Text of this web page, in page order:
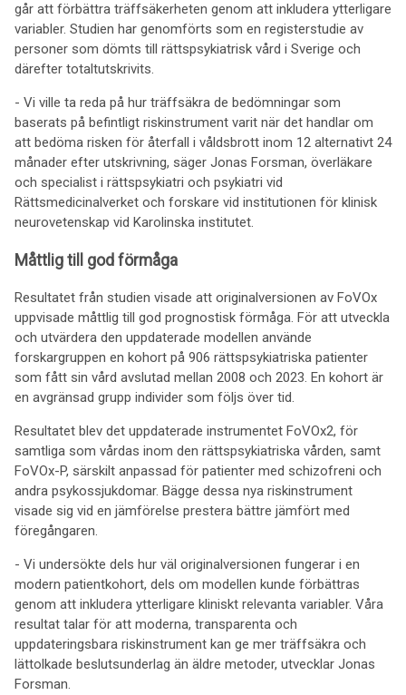
går att förbättra träffsäkerheten genom att inkludera ytterligare
variabler. Studien har genomförts som en registerstudie av
personer som dömts till rättspsykiatrisk vård i Sverige och
därefter totaltutskrivits.
- Vi ville ta reda på hur träffsäkra de bedömningar som
baserats på befintligt riskinstrument varit när det handlar om
att bedöma risken för återfall i våldsbrott inom 12 alternativt 24
månader efter utskrivning, säger Jonas Forsman, överläkare
och specialist i rättspsykiatri och psykiatri vid
Rättsmedicinalverket och forskare vid institutionen för klinisk
neurovetenskap vid Karolinska institutet.
Måttlig till god förmåga
Resultatet från studien visade att originalversionen av FoVOx
uppvisade måttlig till god prognostisk förmåga. För att utveckla
och utvärdera den uppdaterade modellen använde
forskargruppen en kohort på 906 rättspsykiatriska patienter
som fått sin vård avslutad mellan 2008 och 2023. En kohort är
en avgränsad grupp individer som följs över tid.
Resultatet blev det uppdaterade instrumentet FoVOx2, för
samtliga som vårdas inom den rättspsykiatriska vården, samt
FoVOx-P, särskilt anpassad för patienter med schizofreni och
andra psykossjukdomar. Bägge dessa nya riskinstrument
visade sig vid en jämförelse prestera bättre jämfört med
föregångaren.
- Vi undersökte dels hur väl originalversionen fungerar i en
modern patientkohort, dels om modellen kunde förbättras
genom att inkludera ytterligare kliniskt relevanta variabler. Våra
resultat talar för att moderna, transparenta och
uppdateringsbara riskinstrument kan ge mer träffsäkra och
lättolkade beslutsunderlag än äldre metoder, utvecklar Jonas
Forsman.